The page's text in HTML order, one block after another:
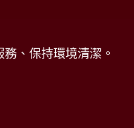
、保持環境清潔。